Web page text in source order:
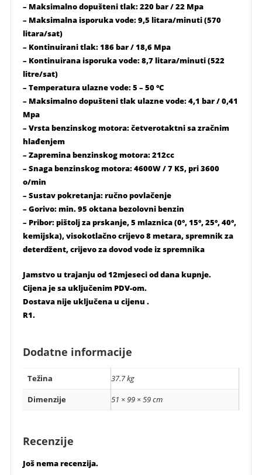
– Maksimalno dopušteni tlak: 220 bar / 22 Mpa
– Maksimalna isporuka vode: 9,5 litara/minuti (570
litara/sat)
– Kontinuirani tlak: 186 bar / 18,6 Mpa
– Kontinuirana isporuka vode: 8,7 litara/minuti (522
litre/sat)
– Temperatura ulazne vode: 5 – 50 °C
– Maksimalno dopušteni tlak ulazne vode: 4,1 bar / 0,41
Mpa
– Vrsta benzinskog motora: četverotaktni sa zračnim
hlađenjem
– Zapremina benzinskog motora: 212cc
– Snaga benzinskog motora: 4600W / 7 KS, pri 3600
o/min
– Sustav pokretanja: ručno povlačenje
– Gorivo: min. 95 oktana bezolovni benzin
– Pribor: pištolj za prskanje, 5 mlaznica (0°, 15°, 25°, 40°,
kemijska), visokotlačno crijevo 8 metara, spremnik za
deterdžent, crijevo za dovod vode iz spremnika
Jamstvo u trajanju od 12mjeseci od dana kupnje.
Cijena je sa uključenim PDV-om.
Dostava nije uključena u cijenu .
R1.
Dodatne informacije
Težina
37.7 kg
Dimenzije
51 × 99 × 59 cm
Recenzije
Još nema recenzija.